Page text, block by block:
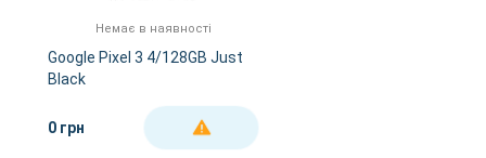
GPS
NFC
Інтерфейсний роз'єм
Немає в наявності
Google Pixel 3 4/128GB Just
Black
0 грн ДЕТАЛЬНІШЕ